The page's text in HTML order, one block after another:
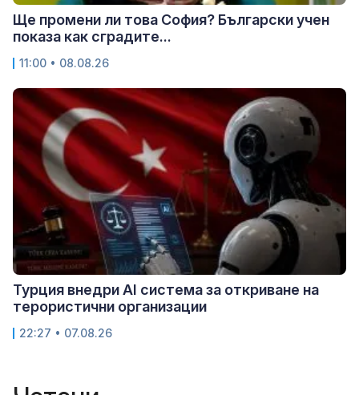
Ще промени ли това София? Български учен
показа как сградите...
11:00 • 08.08.26
Турция внедри AI система за откриване на
терористични организации
22:27 • 07.08.26